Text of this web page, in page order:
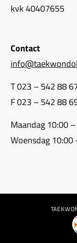
kvk 40407655
Contact
T 023 – 542 88
F 023 – 542 88
Maandag 10:00
Woensdag 10:00